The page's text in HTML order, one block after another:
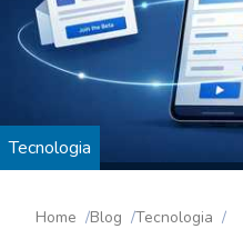
Tecnologia
Home Blog
Tecnologia